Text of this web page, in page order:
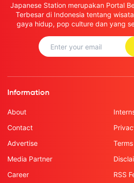
Japanese Station merupakan Portal
Terbesar di Indonesia tentang
gaya hidup, pop culture dan yang
Information
About
Contact
Advertise
Media Partner
Career
RSS